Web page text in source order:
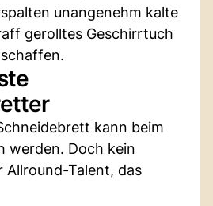
unangenehm kalte
gerolltes Geschirrtuch
kann beim
werden. Doch kein
Allround-Talent, das